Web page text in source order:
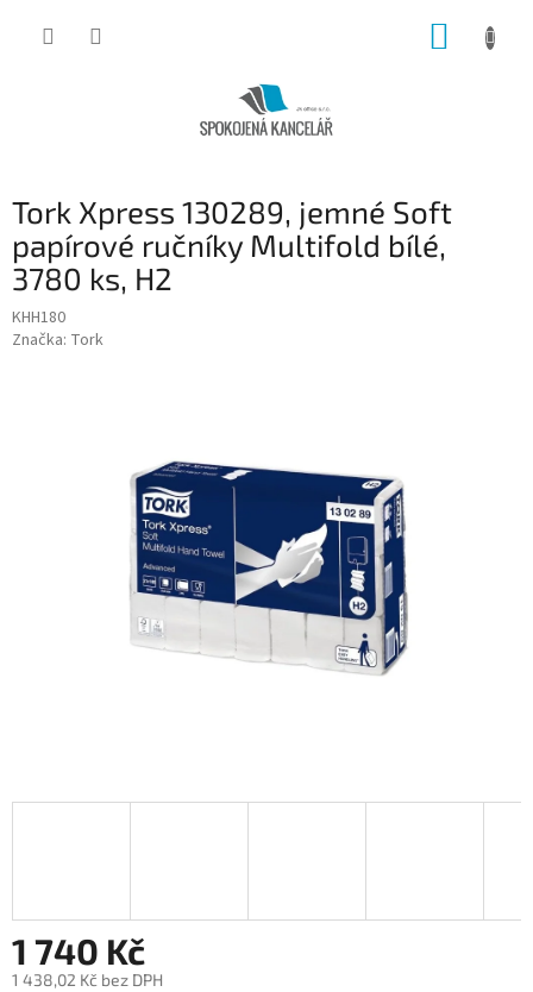
Tork Xpress 130289, jemné Soft
papírové ručníky Multifold bílé,
3780 ks, H2
KHH180
Značka: Tork
1 740 Kč
1 438,02 Kč bez DPH